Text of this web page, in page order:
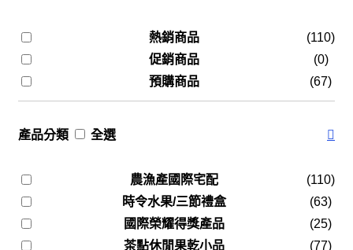
熱銷商品
(110)
促銷商品
(0)
預購商品
(67)
產品分類 全選
農漁產國際宅配
(110)
時令水果/三節禮盒
(63)
國際榮耀得獎產品
(25)
茶點休閒果乾小品
(77)